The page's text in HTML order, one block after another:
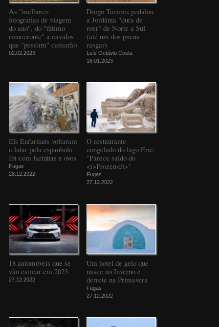
As "melhores
fotografias de viagem
do ano", do "último
rinoceronte" a cavalos
que "pescam" camarão
02.02.2023
Diogo Tavares pedalou
a Jordânia "dura de
roer" de Norte a Sul
(até um dos pneus
rasgar)
Luís Octávio Costa
16.01.2023
Els Enfarinats voltaram
a lutar pela espanhola
Ibi com farinhas e ovos
Fugas
28.12.2022
O restaurante
congelado do lago Erie:
"Parece saído do
<i>Frozen</i>"
Fugas
27.12.2022
18 automóveis que se
vão estrear em 2023
27.12.2022
Um hotel de gelo que
nasce no Inverno e
derrete na Primavera
Fugas
27.12.2022